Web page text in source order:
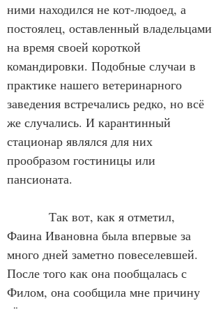
ними находился не кот-людоед, а
постоялец, оставленный владельцами
на время своей короткой
командировки. Подобные случаи в
практике нашего ветеринарного
заведения встречались редко, но всё
же случались. И карантинный
стационар являлся для них
прообразом гостиницы или
пансионата.
Фаина Ивановна была впервые за
много дней заметно повеселевшей.
После того как она пообщалась с
Филом, она сообщила мне причину